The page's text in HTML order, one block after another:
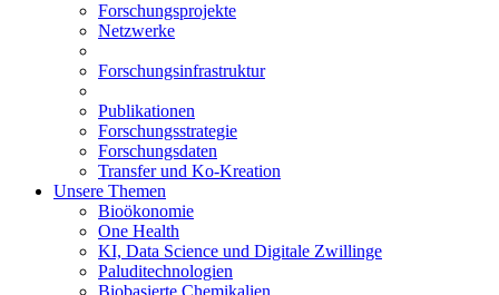
Forschungsprojekte
Netzwerke
Forschungsinfrastruktur
Publikationen
Forschungsstrategie
Forschungsdaten
Transfer und Ko-Kreation
Unsere Themen
Bioökonomie
One Health
KI, Data Science und Digitale Zwillinge
Paluditechnologien